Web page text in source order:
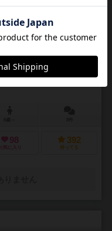
98
お気に入り
392
持ってる